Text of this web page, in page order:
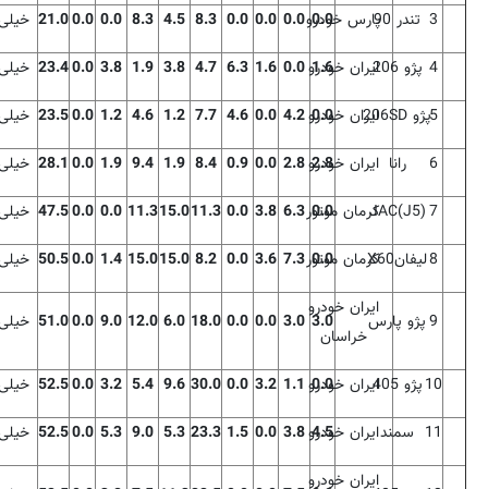
3 تندر 90 پارس خودرو
0.0
0.0
0.0
0.0
8.3
4.5
8.3
0.0
0.0
21.0
4 پژو 206 ایران خودرو
1.6
0.0
1.6
6.3
4.7
3.8
1.9
3.8
0.0
23.4
5پژو 206SDایران خودرو
0.0
4.2
0.0
4.6
7.7
1.2
4.6
1.2
0.0
23.5
6
رانا ایران خودرو
2.8
2.8
0.0
0.9
8.4
1.9
9.4
1.9
0.0
28.1
7
JAC(J5)كرمان موتور
0.0
6.3
3.8
0.0
11.3
15.0
11.3
0.0
0.0
47.5
8لیفان60 X
كرمان موتور
0.0
7.3
3.6
0.0
8.2
15.0
15.0
1.4
0.0
50.5
9پژو پارس
ایران خودرو
خراسان
3.0
3.0
0.0
0.0
18.0
6.0
12.0
9.0
0.0
51.0
10پژو 405 ایران خودرو
0.0
1.1
3.2
0.0
30.0
9.6
5.4
3.2
0.0
52.5
11 سمندایران خودرو
4.5
3.8
0.0
1.5
23.3
5.3
9.0
5.3
0.0
52.5
ایران خودرو